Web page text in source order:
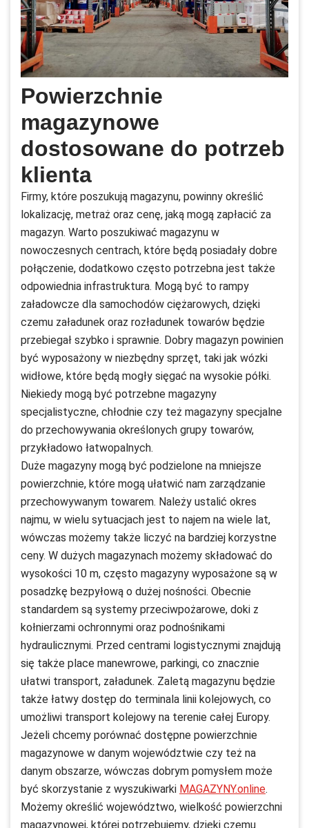
Powierzchnie
magazynowe
dostosowane do potrzeb
klienta
Firmy, które poszukują magazynu, powinny określić
lokalizację, metraż oraz cenę, jaką mogą zapłacić za
magazyn. Warto poszukiwać magazynu w
nowoczesnych centrach, które będą posiadały dobre
połączenie, dodatkowo często potrzebna jest także
odpowiednia infrastruktura. Mogą być to rampy
załadowcze dla samochodów ciężarowych, dzięki
czemu załadunek oraz rozładunek towarów będzie
przebiegał szybko i sprawnie. Dobry magazyn powinien
być wyposażony w niezbędny sprzęt, taki jak wózki
widłowe, które będą mogły sięgać na wysokie półki.
Niekiedy mogą być potrzebne magazyny
specjalistyczne, chłodnie czy też magazyny specjalne
do przechowywania określonych grupy towarów,
przykładowo łatwopalnych.
Duże magazyny mogą być podzielone na mniejsze
powierzchnie, które mogą ułatwić nam zarządzanie
przechowywanym towarem. Należy ustalić okres
najmu, w wielu sytuacjach jest to najem na wiele lat,
wówczas możemy także liczyć na bardziej korzystne
ceny. W dużych magazynach możemy składować do
wysokości 10 m, często magazyny wyposażone są w
posadzkę bezpyłową o dużej nośności. Obecnie
standardem są systemy przeciwpożarowe, doki z
kołnierzami ochronnymi oraz podnośnikami
hydraulicznymi. Przed centrami logistycznymi znajdują
się także place manewrowe, parkingi, co znacznie
ułatwi transport, załadunek. Zaletą magazynu będzie
także łatwy dostęp do terminala linii kolejowych, co
umożliwi transport kolejowy na terenie całej Europy.
Jeżeli chcemy porównać dostępne powierzchnie
magazynowe w danym województwie czy też na
danym obszarze, wówczas dobrym pomysłem może
być skorzystanie z wyszukiwarki MAGAZYNY.online.
Możemy określić województwo, wielkość powierzchni
magazynowej, której potrzebujemy, dzięki czemu